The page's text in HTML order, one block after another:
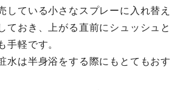
している小さなスプレーに入れ替え
ておき、上がる直前にシュッシュと
手軽です。
水は半身浴をする際にもとてもおす